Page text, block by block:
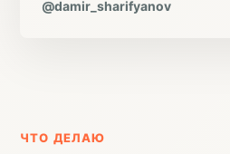
@damir_sharifyanov
ЧТО ДЕЛАЮ